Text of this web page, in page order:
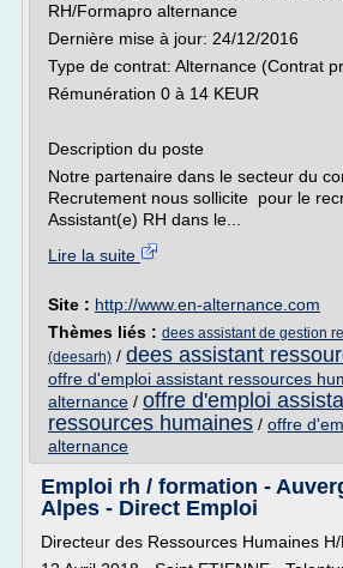
RH/Formapro alternance
Dernière mise à jour: 24/12/2016
Type de contrat: Alternance (Contrat
Rémunération 0 à 14 KEUR
Description du poste
Notre partenaire dans le secteur du
Recrutement nous sollicite pour le
Assistant(e) RH dans le...
Lire la suite
Site : http://www.en-alternance.com
Thèmes liés : dees assistant de gestion
(deesarh) / dees assistant
offre d'emploi assistant ressources
alternance / offre d'emploi
ressources humaines / offre
alternance
Emploi rh / formation -
Alpes - Direct Emploi
Directeur des Ressources Humaines H/